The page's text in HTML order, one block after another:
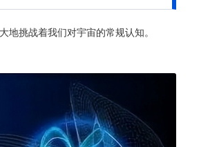
挑战着我们对宇宙的常规认知。